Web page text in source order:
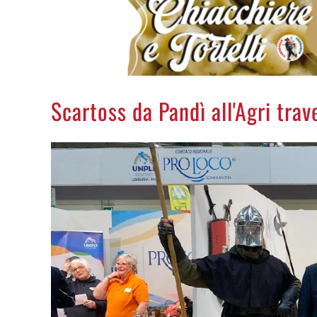
Scartoss da Pandì all'Agri